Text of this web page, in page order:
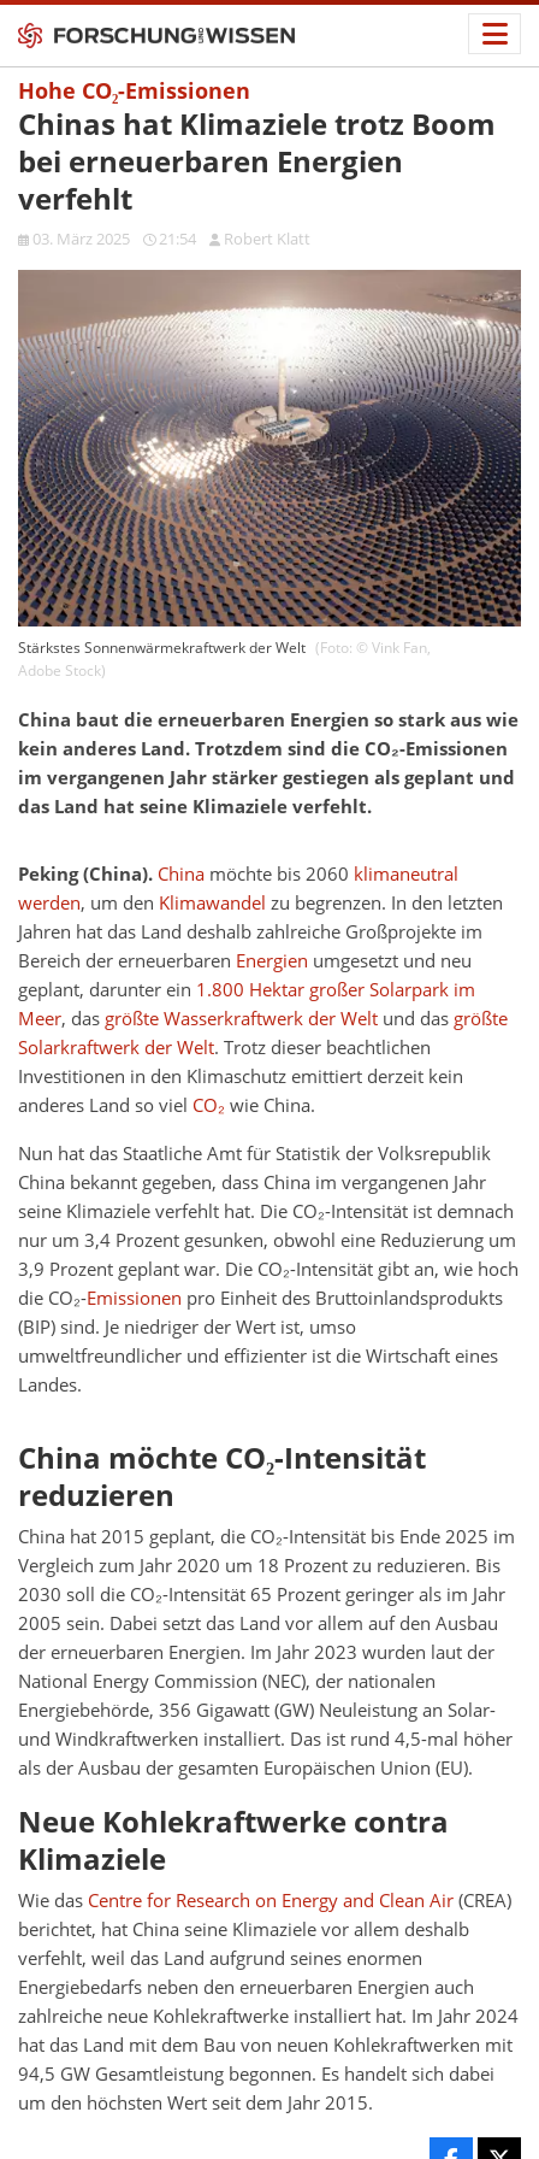
Hohe CO₂-Emissionen
Chinas hat Klimaziele trotz Boom
bei erneuerbaren Energien
verfehlt
03. März 2025 21:54 Robert Klatt
Stärkstes Sonnenwärmekraftwerk der Welt (Foto: © Vink Fan,
Adobe Stock)
China baut die erneuerbaren Energien so stark aus wie
kein anderes Land. Trotzdem sind die CO₂-Emissionen
im vergangenen Jahr stärker gestiegen als geplant und
das Land hat seine Klimaziele verfehlt.
Peking (China). China möchte bis 2060 klimaneutral
werden, um den Klimawandel zu begrenzen. In den letzten
Jahren hat das Land deshalb zahlreiche Großprojekte im
Bereich der erneuerbaren Energien umgesetzt und neu
geplant, darunter ein 1.800 Hektar großer Solarpark im
Meer, dasgrößte Wasserkraftwerk der Welt und dasgrößte
Solarkraftwerk der Welt. Trotz dieser beachtlichen
Investitionen in den Klimaschutz emittiert derzeit kein
anderes Land so viel CO₂ wie China.
Nun hat das Staatliche Amt für Statistik der Volksrepublik
China bekannt gegeben, dass China im vergangenen Jahr
seine Klimaziele verfehlt hat. Die CO₂-Intensität ist demnach
nur um 3,4 Prozent gesunken, obwohl eine Reduzierung um
3,9 Prozent geplant war. Die CO₂-Intensität gibt an, wie hoch
die CO₂-Emissionen pro Einheit des Bruttoinlandsprodukts
(BIP) sind. Je niedriger der Wert ist, umso
umweltfreundlicher und effizienter ist die Wirtschaft eines
Landes.
China möchte CO₂-Intensität
reduzieren
China hat 2015 geplant, die CO₂-Intensität bis Ende 2025 im
Vergleich zum Jahr 2020 um 18 Prozent zu reduzieren. Bis
2030 soll die CO₂-Intensität 65 Prozent geringer als im Jahr
2005 sein. Dabei setzt das Land vor allem auf den Ausbau
der erneuerbaren Energien. Im Jahr 2023 wurden laut der
National Energy Commission (NEC), der nationalen
Energiebehörde, 356 Gigawatt (GW) Neuleistung an Solar-
und Windkraftwerken installiert. Das ist rund 4,5-mal höher
als der Ausbau der gesamten Europäischen Union (EU).
Neue Kohlekraftwerke contra
Klimaziele
Wie das Centre for Research on Energy and Clean Air(CREA)
berichtet, hat China seine Klimaziele vor allem deshalb
verfehlt, weil das Land aufgrund seines enormen
Energiebedarfs neben den erneuerbaren Energien auch
zahlreiche neue Kohlekraftwerke installiert hat. Im Jahr 2024
hat das Land mit dem Bau von neuen Kohlekraftwerken mit
94,5 GW Gesamtleistung begonnen. Es handelt sich dabei
um den höchsten Wert seit dem Jahr 2015.